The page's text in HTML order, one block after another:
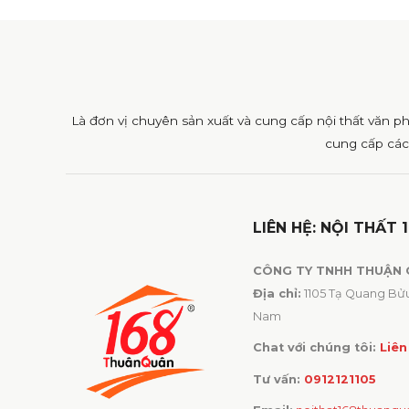
Là đơn vị chuyên sản xuất và cung cấp nội thất văn
cung cấp
LIÊN HỆ: NỘI THẤT
CÔNG TY TNHH THUẬN
Địa chỉ: 1105 Tạ Quang
Nam
Chat với chúng tôi:
Tư vấn: 0912121105